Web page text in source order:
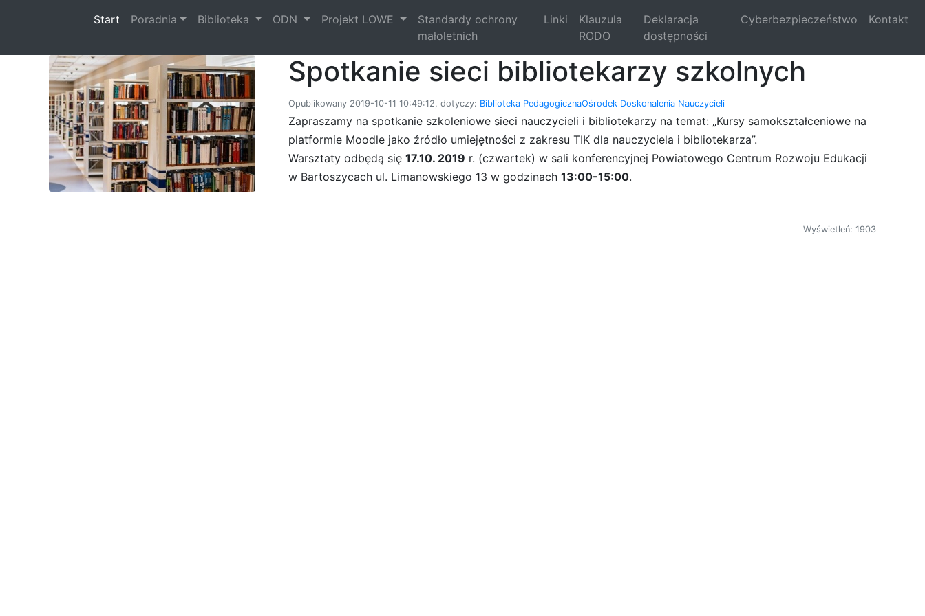
Start (current)
Poradnia Biblioteka ODN Projekt LOWE
Standardy ochrony
małoletnich
Linki
Klauzula
RODO
Deklaracja
dostępności
Cyberbezpieczeństwo Kontakt
Spotkanie sieci bibliotekarzy szkolnych
Opublikowany 2019-10-11 10:49:12, dotyczy: Biblioteka PedagogicznaOśrodek Doskonalenia Nauczycieli
Zapraszamy na spotkanie szkoleniowe sieci nauczycieli i bibliotekarzy na temat: „Kursy samokształceniowe na
platformie Moodle jako źródło umiejętności z zakresu TIK dla nauczyciela i bibliotekarza”.
Warsztaty odbędą się 17.10. 2019 r. (czwartek) w sali konferencyjnej Powiatowego Centrum Rozwoju Edukacji
w Bartoszycach ul. Limanowskiego 13 w godzinach 13:00-15:00.
Wyświetleń: 1903